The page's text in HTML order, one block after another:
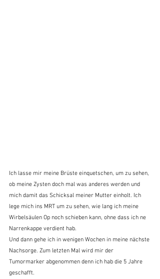
Ich lasse mir meine Brüste einquetschen, um zu sehen,
ob meine Zysten doch mal was anderes werden und
mich damit das Schicksal meiner Mutter einholt. Ich
lege mich ins MRT um zu sehen, wie lang ich meine
Wirbelsäulen Op noch schieben kann, ohne dass ich ne
Narrenkappe verdient hab.
Und dann gehe ich in wenigen Wochen in meine nächste
Nachsorge. Zum letzten Mal wird mir der
Tumormarker abgenommen denn ich hab die 5 Jahre
geschafft.